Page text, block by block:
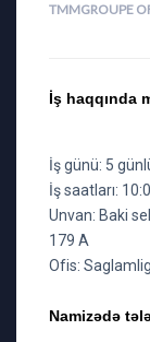
TMMGROUPE
İş haqqında
İş günü: 5
İş saatları:
Unvan: Baki
179 A
Ofis:
Namizədə